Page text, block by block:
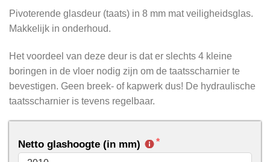
Pivoterende glasdeur (taats) in 8 mm mat veiligheidsglas.
Makkelijk in onderhoud.
Het voordeel van deze deur is dat er slechts 4 kleine
boringen in de vloer nodig zijn om de taatsscharnier te
bevestigen. Geen breek- of kapwerk dus! De hydraulische
taatsscharnier is tevens regelbaar.
Netto glashoogte (in mm)